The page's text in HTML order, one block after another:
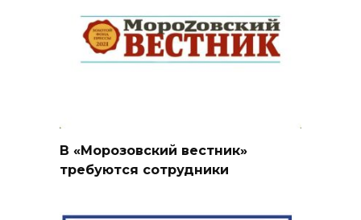
В «Морозовский вестник»
требуются сотрудники